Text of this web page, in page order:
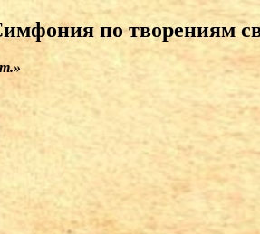
по творениям